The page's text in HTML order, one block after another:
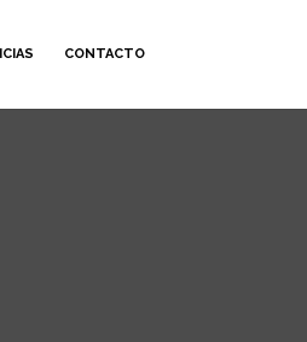
CONTACTO